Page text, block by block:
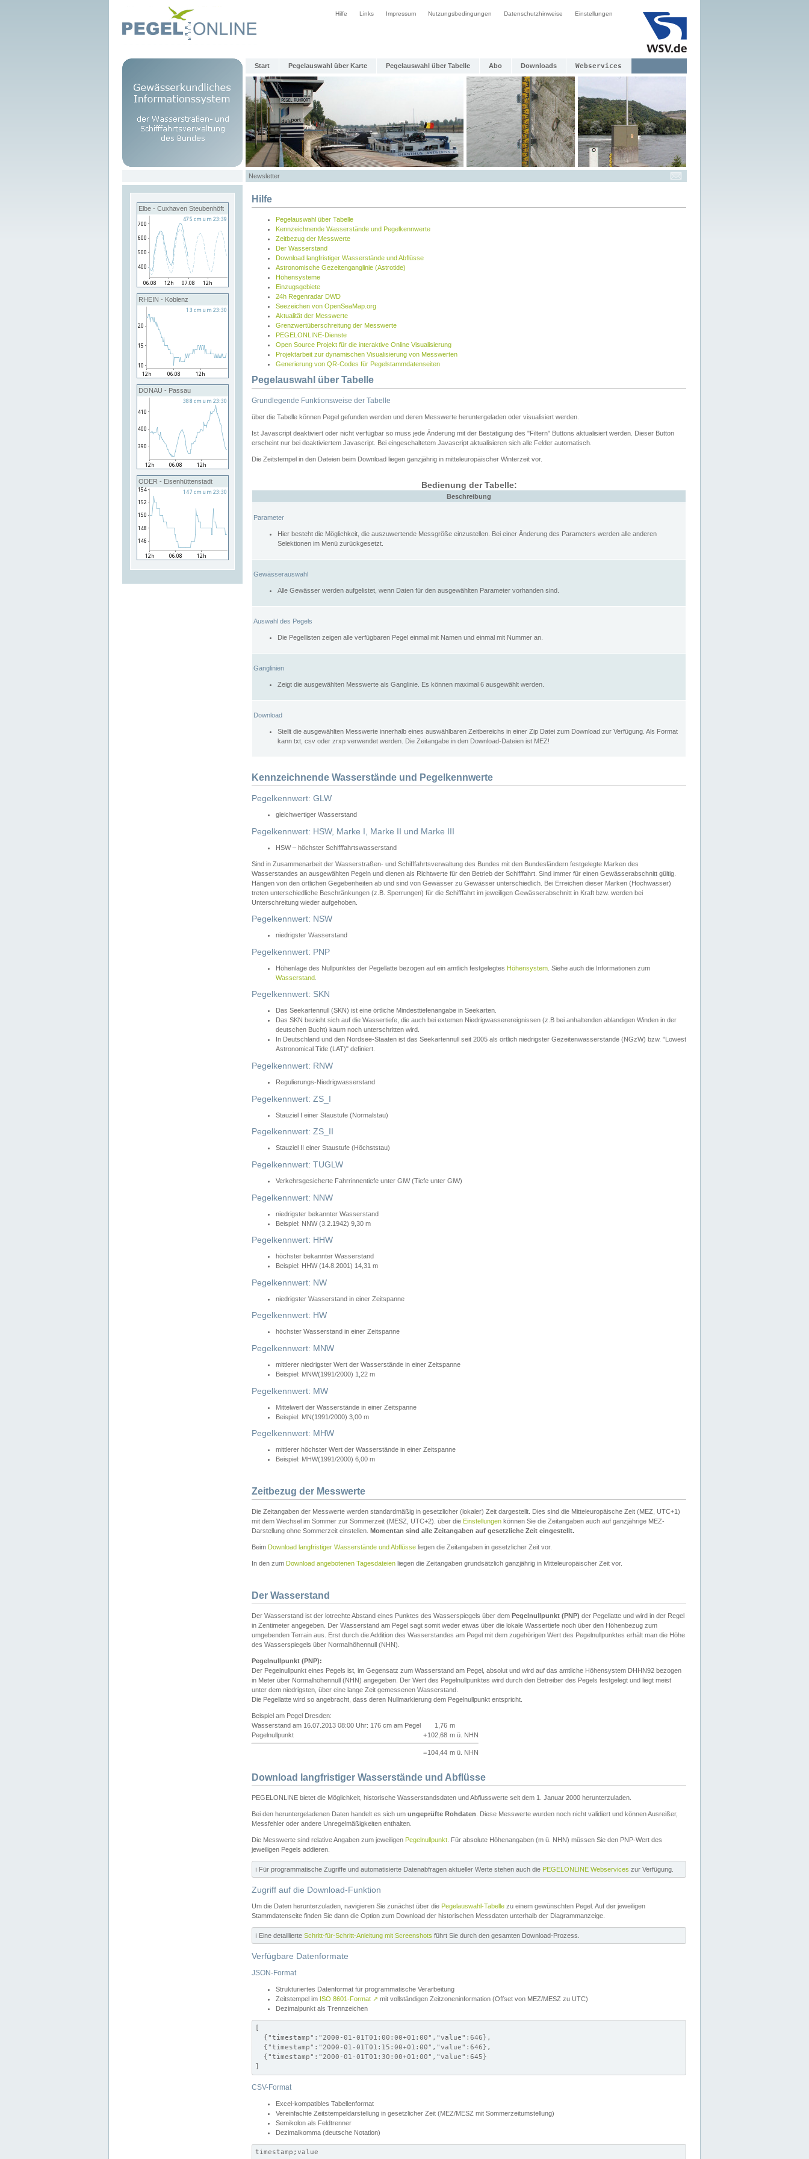
Hilfe Links Impressum Nutzungsbedingungen Datenschutzhinweise Einstellungen
Start Pegelauswahl über Karte Pegelauswahl über Tabelle Abo Downloads Webservices
Newsletter
Elbe - Cuxhaven Steubenhöft
RHEIN - Koblenz
DONAU - Passau
ODER - Eisenhüttenstadt
Hilfe
Pegelauswahl über Tabelle
Kennzeichnende Wasserstände und Pegelkennwerte
Zeitbezug der Messwerte
Der Wasserstand
Download langfristiger Wasserstände und Abflüsse
Astronomische Gezeitenganglinie (Astrotide)
Höhensysteme
Einzugsgebiete
24h Regenradar DWD
Seezeichen von OpenSeaMap.org
Aktualität der Messwerte
Grenzwertüberschreitung der Messwerte
PEGELONLINE-Dienste
Open Source Projekt für die interaktive Online Visualisierung
Projektarbeit zur dynamischen Visualisierung von Messwerten
Generierung von QR-Codes für Pegelstammdatenseiten
Pegelauswahl über Tabelle
Grundlegende Funktionsweise der Tabelle
über die Tabelle können Pegel gefunden werden und deren Messwerte heruntergeladen oder visualisiert werden.
Ist Javascript deaktiviert oder nicht verfügbar so muss jede Änderung mit der Bestätigung des "Filtern" Buttons aktualisiert werden. Dieser Button
erscheint nur bei deaktiviertem Javascript. Bei eingeschaltetem Javascript aktualisieren sich alle Felder automatisch.
Die Zeitstempel in den Dateien beim Download liegen ganzjährig in mitteleuropäischer Winterzeit vor.
Bedienung der Tabelle:
Beschreibung
Parameter
Hier besteht die Möglichkeit, die auszuwertende Messgröße einzustellen. Bei einer Änderung des Parameters werden alle anderen
Selektionen im Menü zurückgesetzt.
Gewässerauswahl
Alle Gewässer werden aufgelistet, wenn Daten für den ausgewählten Parameter vorhanden sind.
Auswahl des Pegels
Die Pegellisten zeigen alle verfügbaren Pegel einmal mit Namen und einmal mit Nummer an.
Ganglinien
Zeigt die ausgewählten Messwerte als Ganglinie. Es können maximal 6 ausgewählt werden.
Download
Stellt die ausgewählten Messwerte innerhalb eines auswählbaren Zeitbereichs in einer Zip Datei zum Download zur Verfügung. Als Format
kann txt, csv oder zrxp verwendet werden. Die Zeitangabe in den Download-Dateien ist MEZ!
Kennzeichnende Wasserstände und Pegelkennwerte
Pegelkennwert: GLW
gleichwertiger Wasserstand
Pegelkennwert: HSW, Marke I, Marke II und Marke III
HSW – höchster Schifffahrtswasserstand
Sind in Zusammenarbeit der Wasserstraßen- und Schifffahrtsverwaltung des Bundes mit den Bundesländern festgelegte Marken des
Wasserstandes an ausgewählten Pegeln und dienen als Richtwerte für den Betrieb der Schifffahrt. Sind immer für einen Gewässerabschnitt gültig.
Hängen von den örtlichen Gegebenheiten ab und sind von Gewässer zu Gewässer unterschiedlich. Bei Erreichen dieser Marken (Hochwasser)
treten unterschiedliche Beschränkungen (z.B. Sperrungen) für die Schifffahrt im jeweiligen Gewässerabschnitt in Kraft bzw. werden bei
Unterschreitung wieder aufgehoben.
Pegelkennwert: NSW
niedrigster Wasserstand
Pegelkennwert: PNP
Höhenlage des Nullpunktes der Pegellatte bezogen auf ein amtlich festgelegtes Höhensystem . Siehe auch die Informationen zum
Wasserstand
Pegelkennwert: SKN
Das Seekartennull (SKN) ist eine örtliche Mindesttiefenangabe in Seekarten.
Das SKN bezieht sich auf die Wassertiefe, die auch bei extemen Niedrigwasserereignissen (z.B bei anhaltenden ablandigen Winden in der
deutschen Bucht) kaum noch unterschritten wird.
In Deutschland und den Nordsee-Staaten ist das Seekartennull seit 2005 als örtlich niedrigster Gezeitenwasserstande (NGzW) bzw. "Lowest
Astronomical Tide (LAT)" definiert.
Pegelkennwert: RNW
Regulierungs-Niedrigwasserstand
Pegelkennwert: ZS_I
Stauziel I einer Staustufe (Normalstau)
Pegelkennwert: ZS_II
Stauziel II einer Staustufe (Höchststau)
Pegelkennwert: TUGLW
Verkehrsgesicherte Fahrrinnentiefe unter GlW (Tiefe unter GlW)
Pegelkennwert: NNW
niedrigster bekannter Wasserstand
Beispiel: NNW (3.2.1942) 9,30 m
Pegelkennwert: HHW
höchster bekannter Wasserstand
Beispiel: HHW (14.8.2001) 14,31 m
Pegelkennwert: NW
niedrigster Wasserstand in einer Zeitspanne
Pegelkennwert: HW
höchster Wasserstand in einer Zeitspanne
Pegelkennwert: MNW
mittlerer niedrigster Wert der Wasserstände in einer Zeitspanne
Beispiel: MNW(1991/2000) 1,22 m
Pegelkennwert: MW
Mittelwert der Wasserstände in einer Zeitspanne
Beispiel: MN(1991/2000) 3,00 m
Pegelkennwert: MHW
mittlerer höchster Wert der Wasserstände in einer Zeitspanne
Beispiel: MHW(1991/2000) 6,00 m
Zeitbezug der Messwerte
Die Zeitangaben der Messwerte werden standardmäßig in gesetzlicher (lokaler) Zeit dargestellt. Dies sind die Mitteleuropäische Zeit (MEZ, UTC+1)
mit dem Wechsel im Sommer zur Sommerzeit (MESZ, UTC+2). über die Einstellungen können Sie die Zeitangaben auch auf ganzjährige MEZ-
Darstellung ohne Sommerzeit einstellen. Momentan sind alle Zeitangaben auf gesetzliche Zeit eingestellt.
Beim Download langfristiger Wasserstände und Abflüsse liegen die Zeitangaben in gesetzlicher Zeit vor.
In den zum Download angebotenen Tagesdateien liegen die Zeitangaben grundsätzlich ganzjährig in Mitteleuropäischer Zeit vor.
Der Wasserstand
Der Wasserstand ist der lotrechte Abstand eines Punktes des Wasserspiegels über dem Pegelnullpunkt (PNP) der Pegellatte und wird in der Regel
in Zentimeter angegeben. Der Wasserstand am Pegel sagt somit weder etwas über die lokale Wassertiefe noch über den Höhenbezug zum
umgebenden Terrain aus. Erst durch die Addition des Wasserstandes am Pegel mit dem zugehörigen Wert des Pegelnullpunktes erhält man die Höhe
des Wasserspiegels über Normalhöhennull (NHN).
Pegelnullpunkt (PNP):
Der Pegelnullpunkt eines Pegels ist, im Gegensatz zum Wasserstand am Pegel, absolut und wird auf das amtliche Höhensystem DHHN92 bezogen
in Meter über Normalhöhennull (NHN) angegeben. Der Wert des Pegelnullpunktes wird durch den Betreiber des Pegels festgelegt und liegt meist
unter dem niedrigsten, über eine lange Zeit gemessenen Wasserstand.
Die Pegellatte wird so angebracht, dass deren Nullmarkierung dem Pegelnullpunkt entspricht.
Beispiel am Pegel Dresden:
Wasserstand am 16.07.2013 08:00 Uhr: 176 cm am Pegel
1,76 m
Pegelnullpunkt
+102,68 m ü. NHN
=104,44 m ü. NHN
Download langfristiger Wasserstände und Abflüsse
PEGELONLINE bietet die Möglichkeit, historische Wasserstandsdaten und Abflusswerte seit dem 1. Januar 2000 herunterzuladen.
Bei den heruntergeladenen Daten handelt es sich um ungeprüfte Rohdaten . Diese Messwerte wurden noch nicht validiert und können Ausreißer,
Messfehler oder andere Unregelmäßigkeiten enthalten.
Die Messwerte sind relative Angaben zum jeweiligen Pegelnullpunkt . Für absolute Höhenangaben (m ü. NHN) müssen Sie den PNP-Wert des
jeweiligen Pegels addieren.
ℹ️ Für programmatische Zugriffe und automatisierte Datenabfragen aktueller Werte stehen auch die PEGELONLINE Webservices zur Verfügung.
Zugriff auf die Download-Funktion
Um die Daten herunterzuladen, navigieren Sie zunächst über die Pegelauswahl-Tabelle zu einem gewünschten Pegel. Auf der jeweiligen
Stammdatenseite finden Sie dann die Option zum Download der historischen Messdaten unterhalb der Diagrammanzeige.
ℹ️ Eine detaillierte Schritt-für-Schritt-Anleitung mit Screenshots führt Sie durch den gesamten Download-Prozess.
Verfügbare Datenformate
JSON-Format
Strukturiertes Datenformat für programmatische Verarbeitung
Zeitstempel im ISO 8601-Format ↗ mit vollständigen Zeitzoneninformation (Offset von MEZ/MESZ zu UTC)
Dezimalpunkt als Trennzeichen
[
  {"timestamp":"2000-01-01T01:00:00+01:00","value":646},
  {"timestamp":"2000-01-01T01:15:00+01:00","value":646},
  {"timestamp":"2000-01-01T01:30:00+01:00","value":645}
]
CSV-Format
Excel-kompatibles Tabellenformat
Vereinfachte Zeitstempeldarstellung in gesetzlicher Zeit (MEZ/MESZ mit Sommerzeitumstellung)
Semikolon als Feldtrenner
Dezimalkomma (deutsche Notation)
timestamp;value